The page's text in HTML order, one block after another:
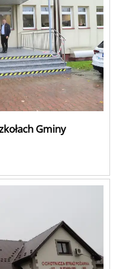
Gminy